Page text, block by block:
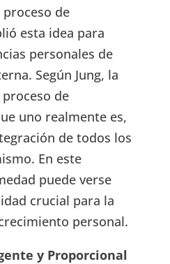
de
esta idea para
personales de
Según Jung, la
de
uno realmente es,
de todos los
En este
puede verse
crucial para la
personal.
y Proporcional